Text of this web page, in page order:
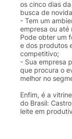
os cinco dias
busca de
- Tem um
empresa ou até
Pode obter um
e dos produtos
competitivo;
- Sua empresa
que procura o
melhor no
Enfim, é a
do Brasil:
leite em